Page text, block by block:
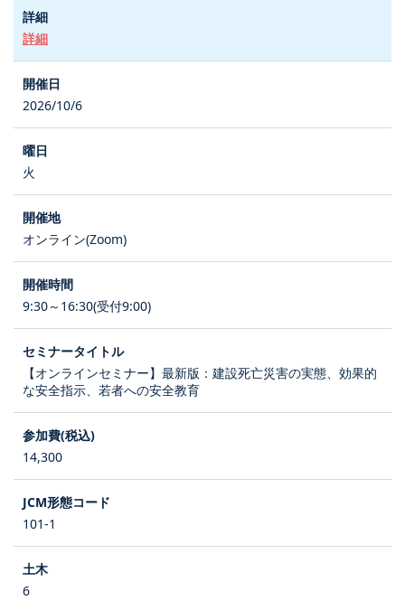
詳細
2026/10/6
火
オンライン(Zoom)
9:30～16:30(受付9:00)
【オンラインセミナー】最新版：建設死亡災害の実態、効果的
な安全指示、若者への安全教育
14,300
101-1
6